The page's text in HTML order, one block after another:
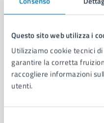
Questo sito web utilizza i
Utilizziamo cookie tecnici
garantire la corretta
raccogliere informazioni
utenti.
Comune di Napoli
AMMINISTRAZIONE
Aree amministrative
Organi di governo
Municipalità